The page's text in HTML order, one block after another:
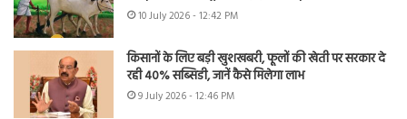
10 July 2026 - 12:42 PM
किसानों के लिए बड़ी खुशखबरी, फूलों की खेती पर सरकार दे
रही 40% सब्सिडी, जानें कैसे मिलेगा लाभ
9 July 2026 - 12:46 PM